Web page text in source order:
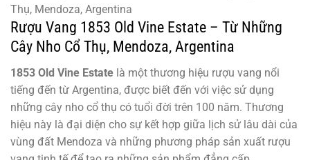
Thụ, Mendoza, Argentina
Rượu Vang 1853 Old Vine Estate – Từ Những
Cây Nho Cổ Thụ, Mendoza, Argentina
1853 Old Vine Estate là một thương hiệu rượu vang nổi
tiếng đến từ Argentina, được biết đến với việc sử dụng
những cây nho cổ thụ có tuổi đời trên 100 năm. Thương
hiệu này là đại diện cho sự kết hợp giữa lịch sử lâu dài của
vùng đất Mendoza và những phương pháp sản xuất rượu